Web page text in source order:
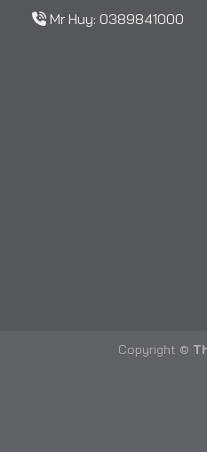
Mr Huy: 0389841000
Copyright ©